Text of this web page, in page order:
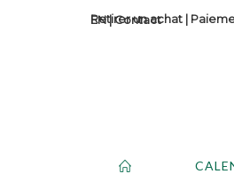
Contact
Retirer un achat |